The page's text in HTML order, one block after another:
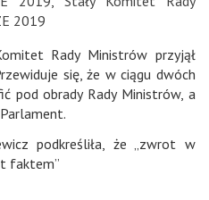
2019
Rady Ministrów przyjął
się, że w ciągu dwóch
pod obrady Rady Ministrów, a
podkreśliła, że „zwrot w
faktem”